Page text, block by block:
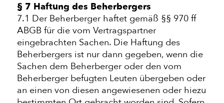
§ 7 Haftung des Beherbergers
7.1 Der Beherberger haftet gemäß §§ 970 ff
ABGB für die vom Vertragspartner
eingebrachten Sachen. Die Haftung des
Beherbergers ist nur dann gegeben, wenn die
Sachen dem Beherberger oder den vom
Beherberger befugten Leuten übergeben oder
an einen von diesen angewiesenen oder hiezu